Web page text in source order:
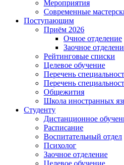
Мероприятия
Современные
Поступающим
Приём 2026
Очное отделение
Заочное
Рейтинговые списки
Целевое обучение
Перечень
Перечень
Общежития
Школа иностранных
Студенту
Дистанционное
Расписание
Воспитательный отдел
Психолог
Заочное отделение
Целевое обучение